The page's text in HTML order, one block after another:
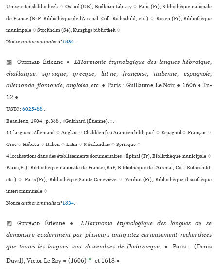
Universiteitsbibliotheek ♢ Oxford (UK), Bodleian Library ♢ Paris (Fr), Bibliothèque nationale
de France (BnF, Bibliothèque de l’Arsenal, Coll. Rothschild, etc.) ♢ Rouen (Fr), Bibliothèque
muni­ci­pale ♢ Stockholm (Se), Kungliga bibliothek ♢
Noticeanthonominalien°1836.
▨Guichard Étienne ●
L’Harmonie étymologique des langues hébraïque,
chaldaïque, syriaque, grecque, latine, françoise, italienne, espagnole,
allemande, flamande, angloise, etc. ● Paris : Guillaume Le Noir ● 1606 ● In-
12 ●
USTC :6025488.
Beaulieux, 1904 : p.388 , «Guichard (Étienne). ».
11 langues :Allemand ♢Anglais ♢ Chaldéen [ou Araméen biblique] ♢Espagnol ♢ Français ♢
Grec ♢Hébreu ♢Italien ♢Latin ♢Néerlandais ♢Syriaque ♢
4 localisations dans des établissements documentaires : Épinal (Fr), Bibliothèque municipale ♢
Paris (Fr), Bibliothèque nationale de France (BnF, Bibliothèque de l’Arsenal, Coll. Rothschild,
etc.) ♢ Paris (Fr), Bibliothèque Sainte Geneviève ♢ Verdun (Fr), Bibliothèque-dis­co­thè­que
inter­com­mu­nale ♢
Noticeanthonominalien°1834.
▨Guichard Étienne ●
L’Harmonie étymologique des langues où se
demonstre evidemment par plusieurs antiquitez curieusement recherchees
que toutes les langues sont descenduës de l’hebraïcque. ●
Paris : (Denis
Duval), Victor Le Roy ● (1606) BnF et 1618 ●